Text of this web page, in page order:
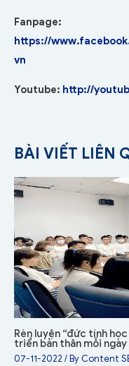
Fanpage:
https://
vn
Youtube: http://
BÀI VIẾT LIÊN
Rèn luyện “đức tính
triển bản thân mỗi ngày
07-11-2022 / By Content